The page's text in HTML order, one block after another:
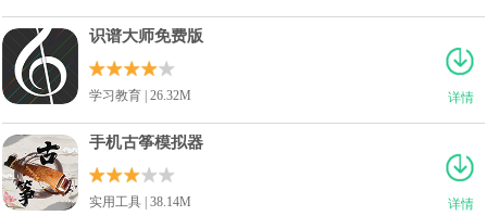
详情
识谱大师免费版
学习教育 | 26.32M
详情
手机古筝模拟器
实用工具 | 38.14M